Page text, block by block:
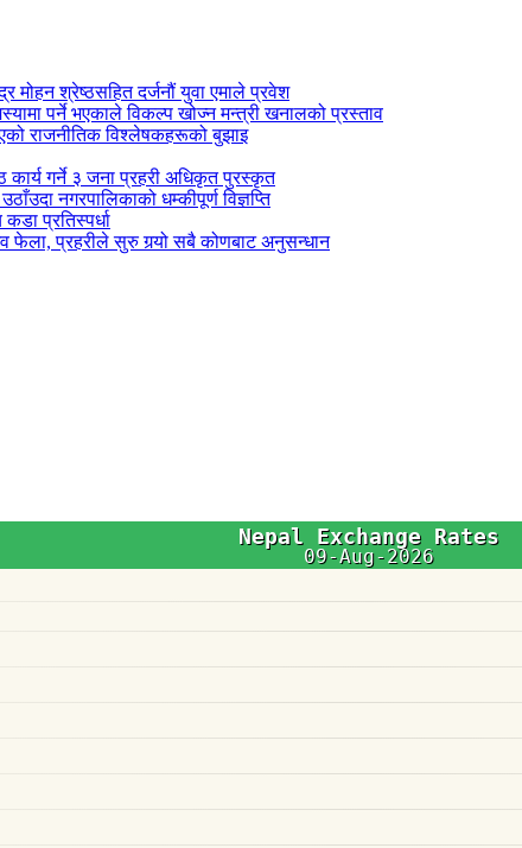
मोहन श्रेष्ठसहित दर्जनौं युवा एमाले प्रवेश
पर्ने भएकाले विकल्प खोज्न मन्त्री खनालको प्रस्ताव
राजनीतिक विश्लेषकहरूको बुझाइ
कार्य गर्ने ३ जना प्रहरी अधिकृत पुरस्कृत
नगरपालिकाको धम्कीपूर्ण विज्ञप्ति
प्रतिस्पर्धा
फेला, प्रहरीले सुरु गर्‍यो सबै कोणबाट अनुसन्धान